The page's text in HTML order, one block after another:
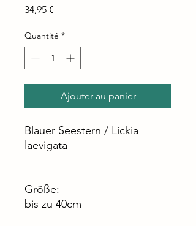
34,95 €
Quantité *
Ajouter au panier
Blauer Seestern / Lickia
laevigata
Größe:
bis zu 40cm